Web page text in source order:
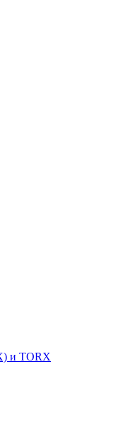
и TORX